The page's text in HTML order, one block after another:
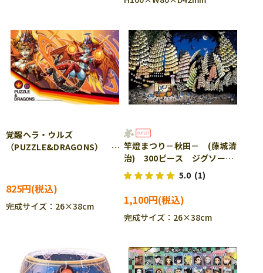
覚醒ヘラ・ウルズ
（PUZZLE&DRAGONS）
825円
完成サイズ：26×38cm
竿燈まつり－秋田－ (藤城清
治) 300ピース ジグソーパ
ズル APP-300-339 ［CP-
SS］
5.0 (1)
1,100円
完成サイズ：26×38cm